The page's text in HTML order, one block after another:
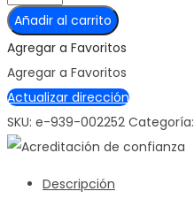
Añadir al carrito
Agregar a Favoritos
Agregar a Favoritos
Actualizar dirección
SKU: e-939-002252 Categoría:
Descripción